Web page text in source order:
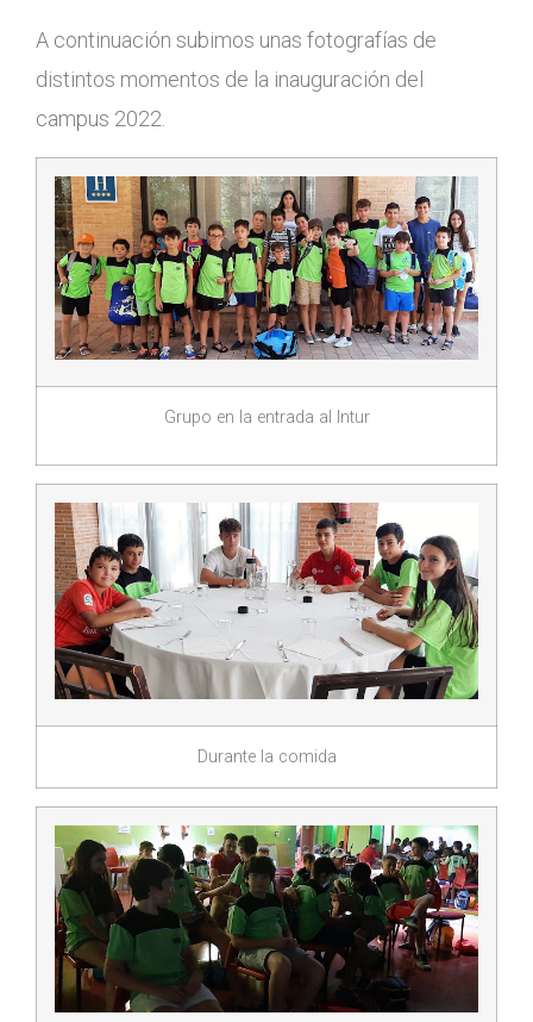
A continuación subimos unas fotografías de
distintos momentos de la inauguración del
campus 2022.
Grupo en la entrada al Intur
Durante la comida